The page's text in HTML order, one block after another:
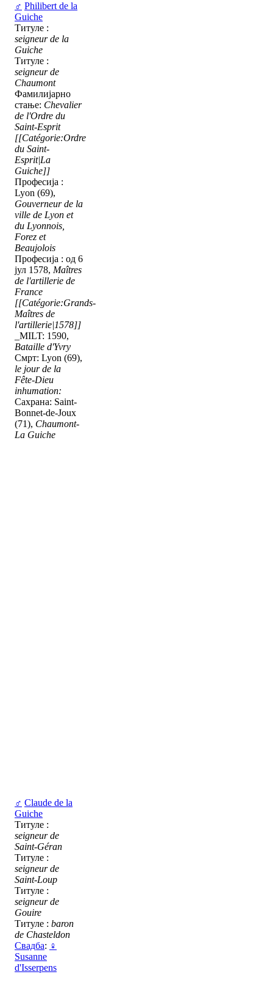
♂ Philibert de la
Guiche
Титуле :
seigneur de la
Guiche
Титуле :
seigneur de
Chaumont
Фамилијарно
стање: Chevalier
de l'Ordre du
Saint-Esprit
[[Catégorie:Ordre
du Saint-
Esprit|La
Guiche]]
Професија :
Lyon (69),
Gouverneur de la
ville de Lyon et
du Lyonnois,
Forez et
Beaujolois
Професија : од 6
јул 1578, Maîtres
de l'artillerie de
France
[[Catégorie:Grands-
Maîtres de
l'artillerie|1578]]
_MILT: 1590,
Bataille d'Yvry
Смрт: Lyon (69),
le jour de la
Fête-Dieu
inhumation:
Сахрана: Saint-
Bonnet-de-Joux
(71), Chaumont-
La Guiche
♂ Claude de la
Guiche
Титуле :
seigneur de
Saint-Géran
Титуле :
seigneur de
Saint-Loup
Титуле :
seigneur de
Gouire
Титуле : baron
de Chasteldon
Свадба: ♀
Susanne
d'Isserpens